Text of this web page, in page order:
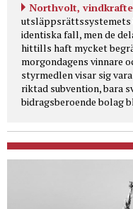
Northvolt,
utsläppsrättssystemets
identiska fall, men de
hittills haft mycket
morgondagens vinnare
styrmedlen visar sig
riktad subvention, bara
bidragsberoende bolag